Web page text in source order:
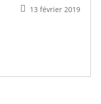
13 février 2019